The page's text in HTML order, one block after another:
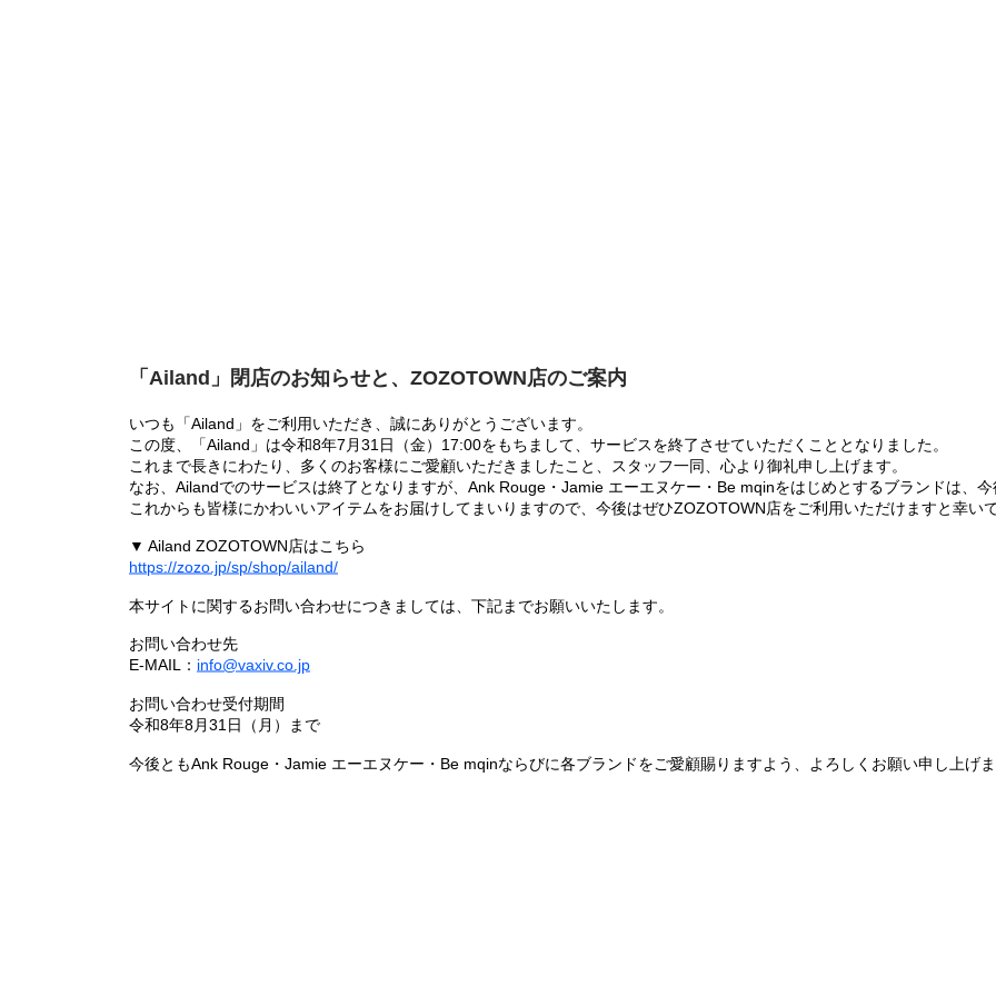
「Ailand」閉店のお知らせと、ZOZOTOWN店のご案内
いつも「Ailand」をご利用いただき、誠にありがとうございます。
この度、「Ailand」は令和8年7月31日（金）17:00をもちまして、サービスを終了させていただくこととなりました。
これまで長きにわたり、多くのお客様にご愛顧いただきましたこと、スタッフ一同、心より御礼申し上げます。
なお、Ailandでのサービスは終了となりますが、Ank Rouge・Jamie エーエヌケー・Be mqinをはじめとするブランドは、
これからも皆様にかわいいアイテムをお届けしてまいりますので、今後はぜひZOZOTOWN店をご利用いただけますと幸いで
▼ Ailand ZOZOTOWN店はこちら
https://zozo.jp/sp/shop/ailand/
本サイトに関するお問い合わせにつきましては、下記までお願いいたします。
お問い合わせ先
E-MAIL： info@vaxiv.co.jp
お問い合わせ受付期間
令和8年8月31日（月）まで
今後ともAnk Rouge・Jamie エーエヌケー・Be mqinならびに各ブランドをご愛顧賜りますよう、よろしくお願い申し上げま